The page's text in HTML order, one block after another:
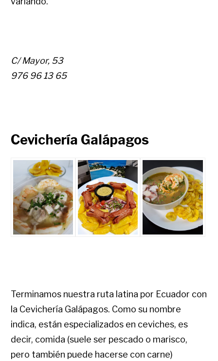
C/ Mayor, 53
976 96 13 65
Cevichería Galápagos
Terminamos nuestra ruta latina por Ecuador con
la Cevichería Galápagos. Como su nombre
indica, están especializados en ceviches, es
decir, comida (suele ser pescado o marisco,
pero también puede hacerse con carne)